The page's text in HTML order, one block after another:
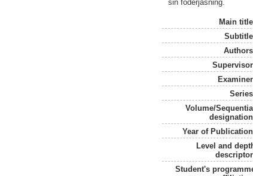
sin foderjäsning.
Main
Volume/
Year of
Level and
Student's